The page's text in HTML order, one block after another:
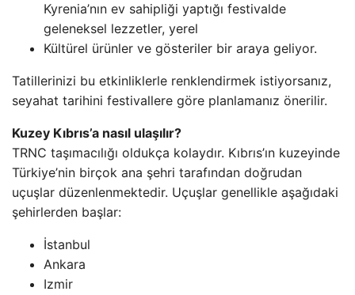
Kyrenia’nın ev sahipliği yaptığı festivalde
geleneksel lezzetler, yerel
Kültürel ürünler ve gösteriler bir araya geliyor.
Tatillerinizi bu etkinliklerle renklendirmek istiyorsanız,
seyahat tarihini festivallere göre planlamanız önerilir.
Kuzey Kıbrıs’a nasıl ulaşılır?
TRNC taşımacılığı oldukça kolaydır. Kıbrıs’ın kuzeyinde
Türkiye’nin birçok ana şehri tarafından doğrudan
uçuşlar düzenlenmektedir. Uçuşlar genellikle aşağıdaki
şehirlerden başlar:
İstanbul
Ankara
Izmir